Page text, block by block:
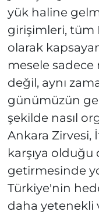
yük haline
girişimleri, tüm
olarak
mesele sadece
değil, aynı
günümüzün
şekilde nasıl
Ankara Zirvesi,
karşıya
getirmesinde
Türkiye'nin
daha yetenekli